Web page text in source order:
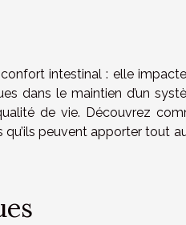
intestinal : elle impacte
dans le maintien d’un
de vie. Découvrez
peuvent apporter tout